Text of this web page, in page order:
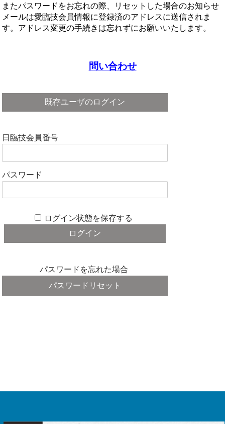
またパスワードをお忘れの際、リセットした場合のお知らせ
メールは愛臨技会員情報に登録済のアドレスに送信されま
す。アドレス変更の手続きは忘れずにお願いいたします。
問い合わせ
既存ユーザのログイン
日臨技会員番号
パスワード
ログイン状態を保存する
パスワードを忘れた場合
パスワードリセット